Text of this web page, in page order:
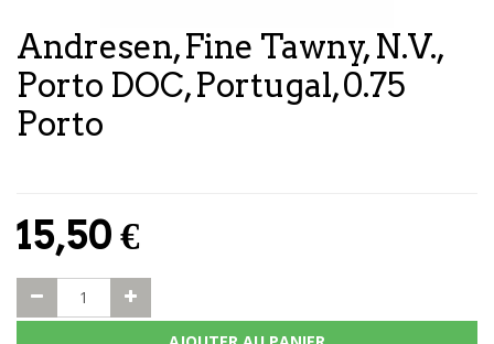
Andresen, Fine Tawny, N.V.,
Porto DOC, Portugal, 0.75
Porto
15,50€